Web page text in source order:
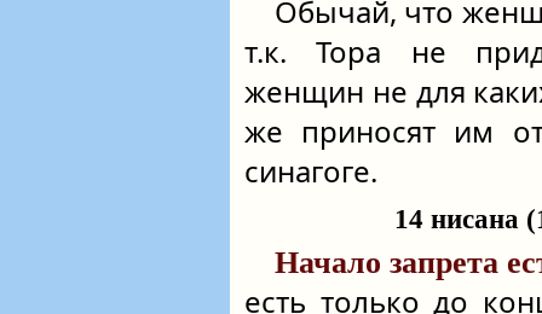
Обычай, что
т.к. Тора не
женщин не для
же приносят им
синагоге.
14 нисана
Начало запрета
есть только до